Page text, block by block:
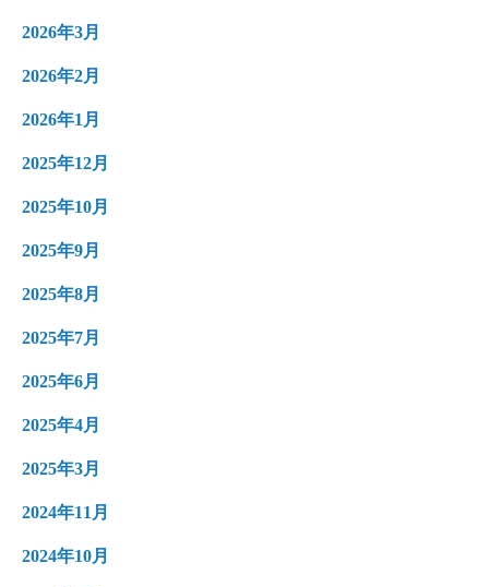
2026年3月
2026年2月
2026年1月
2025年12月
2025年10月
2025年9月
2025年8月
2025年7月
2025年6月
2025年4月
2025年3月
2024年11月
2024年10月